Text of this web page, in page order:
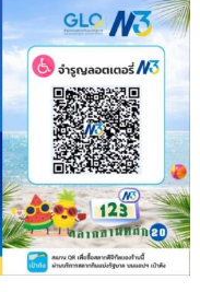
school)
เสริม
ความ
เยาวชน
จัดการ
สิ่ง
แวดล้อม
ปลอดภัย
ยั่งยืน